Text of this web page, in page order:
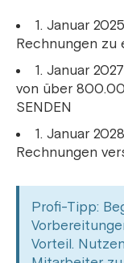
1. Januar
Rechnungen zu
1. Januar
von über
SENDEN
1. Januar
Rechnungen
Profi-Tipp:
Vorteil.